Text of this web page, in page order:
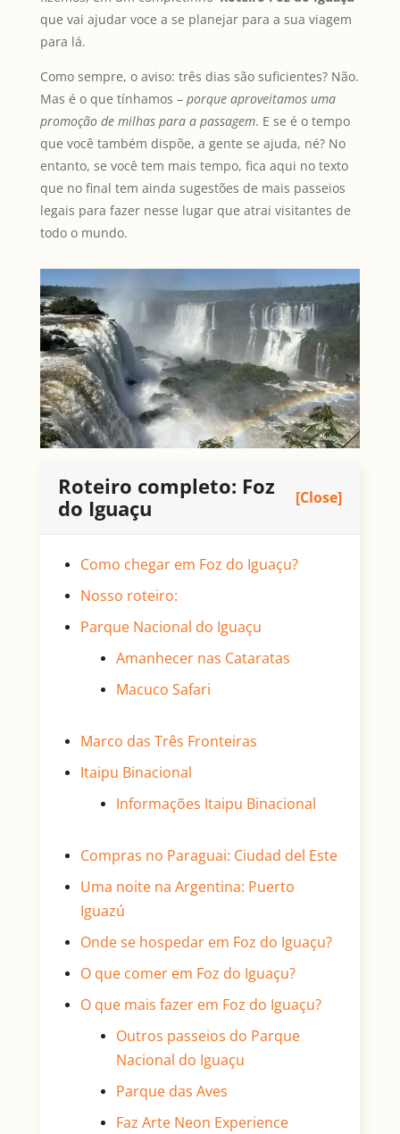
que vai ajudar voce a se planejar para a sua viagem
para lá.
Como sempre, o aviso: três dias são suficientes? Não.
Mas é o que tínhamos – porque aproveitamos uma
promoção de milhas para a passagem. E se é o tempo
que você também dispõe, a gente se ajuda, né? No
entanto, se você tem mais tempo, fica aqui no texto
que no final tem ainda sugestões de mais passeios
legais para fazer nesse lugar que atrai visitantes de
todo o mundo.
Roteiro completo: Foz
do Iguaçu
[Close]
Como chegar em Foz do Iguaçu?
Nosso roteiro:
Parque Nacional do Iguaçu
Amanhecer nas Cataratas
Macuco Safari
Marco das Três Fronteiras
Itaipu Binacional
Informações Itaipu Binacional
Compras no Paraguai: Ciudad del Este
Uma noite na Argentina: Puerto
Iguazú
Onde se hospedar em Foz do Iguaçu?
O que comer em Foz do Iguaçu?
O que mais fazer em Foz do Iguaçu?
Outros passeios do Parque
Nacional do Iguaçu
Parque das Aves
Faz Arte Neon Experience